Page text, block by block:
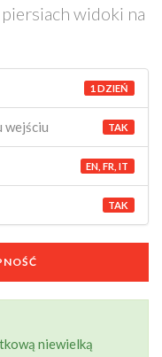
widoki na
1 DZIEŃ
wejściu TAK
EN, FR, IT
TAK
niewielką